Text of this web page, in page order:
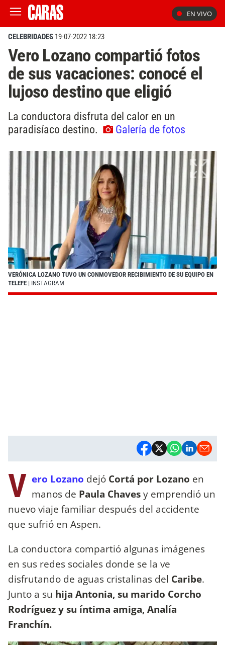
EN VIVO
CELEBRIDADES 19-07-2022 18:23
Vero Lozano compartió fotos
de sus vacaciones: conocé el
lujoso destino que eligió
La conductora disfruta del calor en un
paradisíaco destino.
Galería de fotos
VERÓNICA LOZANO TUVO UN CONMOVEDOR RECIBIMIENTO DE SU EQUIPO EN
TELEFE | INSTAGRAM
V ero Lozano dejó Cortá por Lozano en
manos de Paula Chavesy emprendió un
nuevo viaje familiar después del accidente
que sufrió en Aspen.
La conductora compartió algunas imágenes
en sus redes sociales donde se la ve
disfrutando de aguas cristalinas del Caribe.
Junto a su hija Antonia, su marido Corcho
Rodríguez y su íntima amiga, Analía
Franchín.